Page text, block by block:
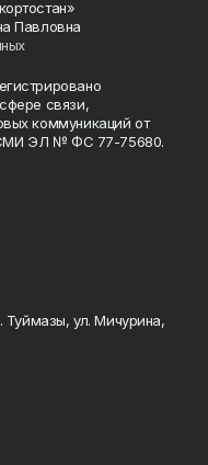
Павловна
связи,
коммуникаций от
СМИ ЭЛ № ФС 77-75680.
Туймазы, ул. Мичурина,